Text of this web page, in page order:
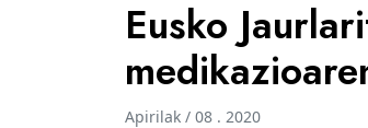
Eusko
Apirilak / 08 . 2020